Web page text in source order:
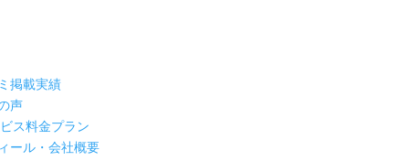
掲載実績
声
ス料金プラン
ール・会社概要